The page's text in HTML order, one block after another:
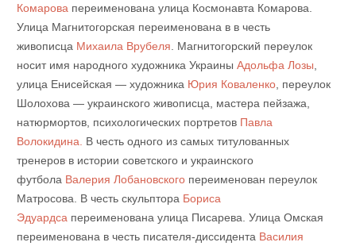
Комарова переименована улица Космонавта Комарова.
Улица Магнитогорская переименована в в честь
живописца Михаила Врубеля . Магнитогорский переулок
носит имя народного художника Украины Адольфа Лозы
улица Енисейская — художника Юрия Коваленко, переулок
Шолохова — украинского живописца, мастера пейзажа,
натюрмортов, психологических портретов Павла
Волокидина.
В честь одного из самых титулованных
тренеров в истории советского и украинского
футбола Валерия Лобановскогопереименован переулок
Матросова. В честь скульптора Бориса
Эдуардса переименована улица Писарева. Улица Омская
переименована в честь писателя-диссидента Василия